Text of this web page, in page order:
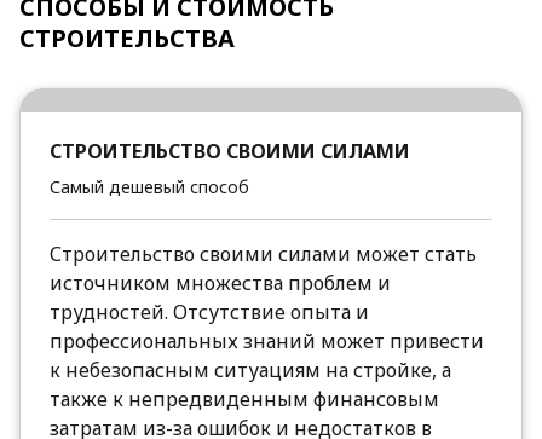
СПОСОБЫ И СТОИМОСТЬ
СТРОИТЕЛЬСТВА
СТРОИТЕЛЬСТВО СВОИМИ СИЛАМИ
Самый дешевый способ
Строительство своими силами может стать
источником множества проблем и
трудностей. Отсутствие опыта и
профессиональных знаний может привести
к небезопасным ситуациям на стройке, а
также к непредвиденным финансовым
затратам из-за ошибок и недостатков в